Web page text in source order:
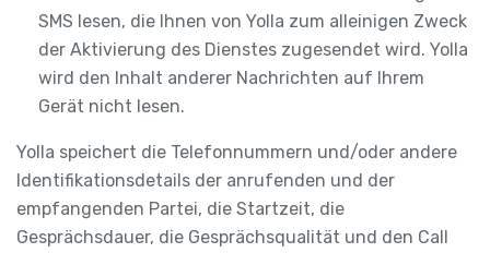
SMS lesen, die Ihnen von Yolla zum alleinigen Zweck
der Aktivierung des Dienstes zugesendet wird. Yolla
wird den Inhalt anderer Nachrichten auf Ihrem
Gerät nicht lesen.
Yolla speichert die Telefonnummern und/oder andere
Identifikationsdetails der anrufenden und der
empfangenden Partei, die Startzeit, die
Gesprächsdauer, die Gesprächsqualität und den Call